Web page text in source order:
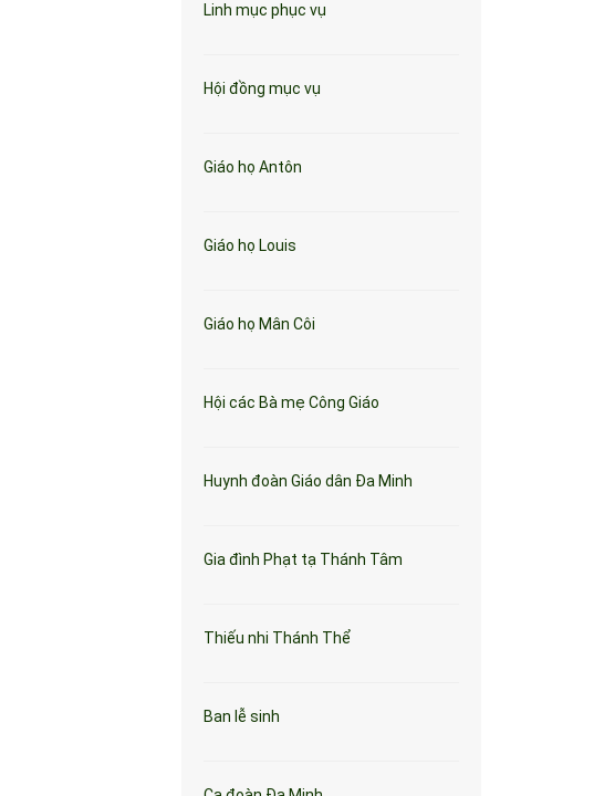
Linh mục phục vụ
Hội đồng mục vụ
Giáo họ Antôn
Giáo họ Louis
Giáo họ Mân Côi
Hội các Bà mẹ Công Giáo
Huynh đoàn Giáo dân Đa Minh
Gia đình Phạt tạ Thánh Tâm
Thiếu nhi Thánh Thể
Ban lễ sinh